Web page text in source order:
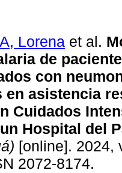
Lorena et al.
de
con
en asistencia
Cuidados
Hospital del
[online]. 2024,
2072-8174.